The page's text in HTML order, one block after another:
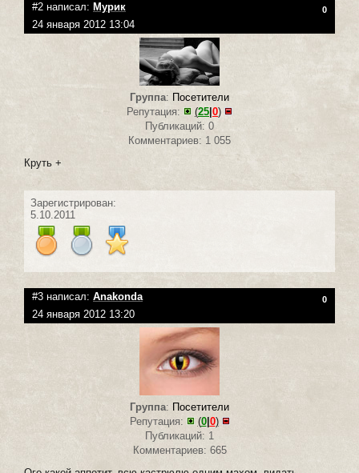
#2 написал: Мурик 0
24 января 2012 13:04
Группа: Посетители
Репутация:
(25 0)
Публикаций: 0
Комментариев: 1 055
Круть +
Зарегистрирован:
5.10.2011
#3 написал: Anakonda 0
24 января 2012 13:20
Группа: Посетители
Репутация:
(0| 0)
Публикаций: 1
Комментариев: 665